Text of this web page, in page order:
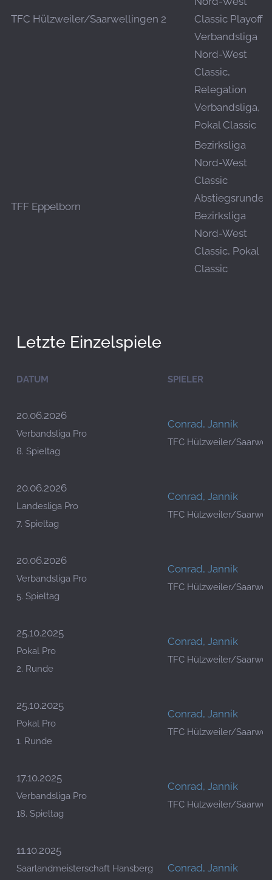
TFC Hülzweiler/Saarwellingen 2
Classic Playoff,
Verbandsliga
Nord-West
Classic,
Relegation
Verbandsliga,
Pokal Classic
TFF Eppelborn
Bezirksliga
Nord-West
Classic
Abstiegsrunde,
Bezirksliga
Nord-West
Classic, Pokal
Classic
Letzte Einzelspiele
DATUM SPIELER
20.06.2026
Verbandsliga Pro
8. Spieltag
Conrad, Jannik
TFC Hülzweiler/
20.06.2026
Landesliga Pro
7. Spieltag
Conrad, Jannik
TFC Hülzweiler/
20.06.2026
Verbandsliga Pro
5. Spieltag
Conrad, Jannik
TFC Hülzweiler/
25.10.2025
Pokal Pro
2. Runde
Conrad, Jannik
TFC Hülzweiler/
25.10.2025
Pokal Pro
1. Runde
Conrad, Jannik
TFC Hülzweiler/
17.10.2025
Verbandsliga Pro
18. Spieltag
Conrad, Jannik
TFC Hülzweiler/
11.10.2025
Saarlandmeisterschaft Hansberg
Conrad, Jannik